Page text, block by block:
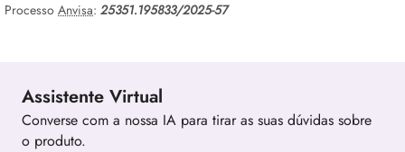
Processo Anvisa: 25351.195833/2025-57
Assistente Virtual
Converse com a nossa IA para tirar as suas dúvidas sobre
o produto.